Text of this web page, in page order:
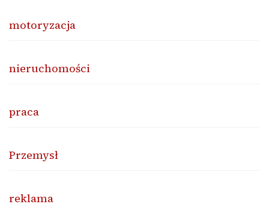
motoryzacja
nieruchomości
praca
Przemysł
reklama